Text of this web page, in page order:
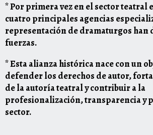
* Por primera vez en el sector teatral
cuatro principales agencias
representación de dramaturgos han
fuerzas.
* Esta alianza histórica nace con un
defender los derechos de autor,
de la autoría teatral y contribuir a la
profesionalización, transparencia y
sector.